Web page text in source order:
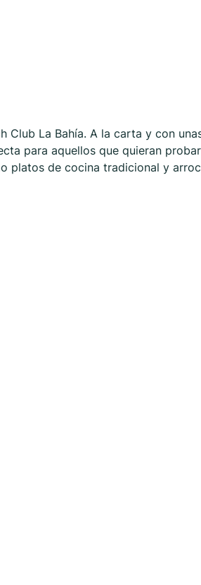
Club La Bahía. A la carta y con
para aquellos que quieran probar
platos de cocina tradicional y